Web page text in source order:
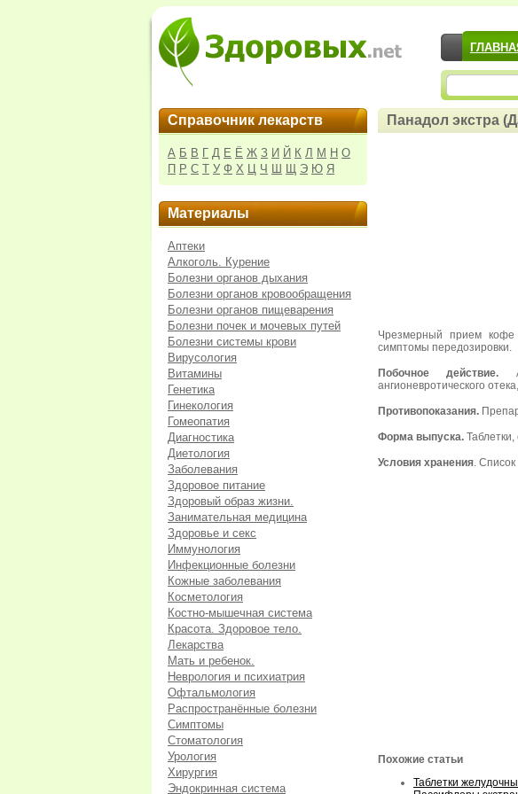
Справочник лекарств
А Б В Г Д Е Ё Ж З И Й К Л М Н О
П Р С Т У Ф Х Ц Ч Ш Щ Э Ю Я
Материалы
Аптеки
Алкоголь. Курение
Болезни органов дыхания
Болезни органов кровообращения
Болезни органов пищеварения
Болезни почек и мочевых путей
Болезни системы крови
Вирусология
Витамины
Генетика
Гинекология
Гомеопатия
Диагностика
Диетология
Заболевания
Здоровое питание
Здоровый образ жизни.
Занимательная медицина
Здоровье и секс
Иммунология
Инфекционные болезни
Кожные заболевания
Косметология
Костно-мышечная система
Красота. Здоровое тело.
Лекарства
Мать и ребенок.
Неврология и психиатрия
Офтальмология
Распространённые болезни
Симптомы
Стоматология
Урология
Хирургия
Эндокринная система
Панадол экстра
Чрезмерный прием
симптомы передозировки.
Побочное действие.
ангионевротического
Противопоказания.
Форма выпуска.
Условия хранения.
Похожие статьи
Таблетки